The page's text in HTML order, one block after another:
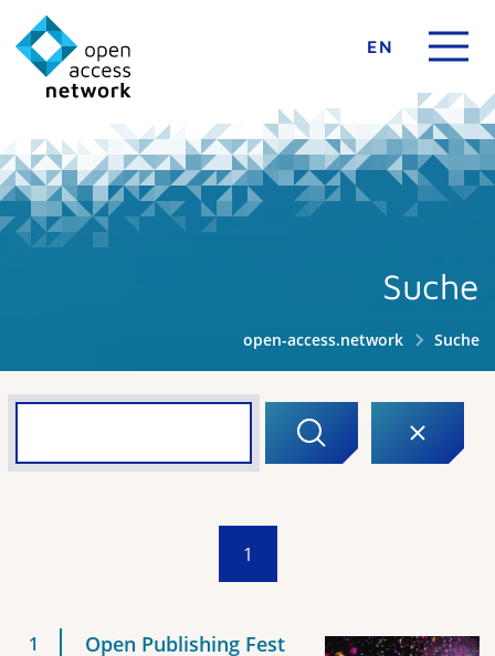
EN
Suche
open-access.network Suche
1
Open Publishing Fest